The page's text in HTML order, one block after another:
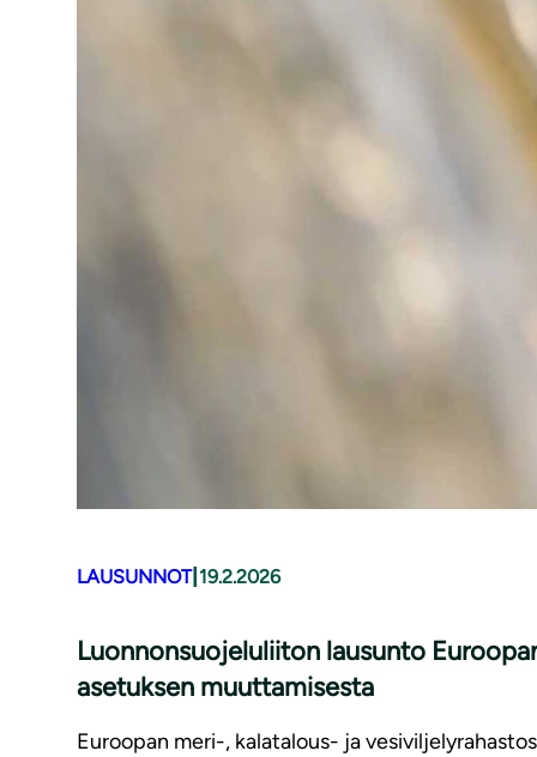
LAUSUNNOT| 19.2.2026
Luonnonsuojeluliiton lausunto
asetuksen muuttamisesta
Euroopan meri-, kalatalous- ja